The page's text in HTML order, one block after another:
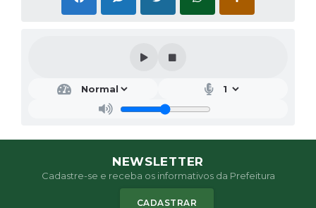
NEWSLETTER
Cadastre-se e receba os informativos da Prefeitura
CADASTRAR